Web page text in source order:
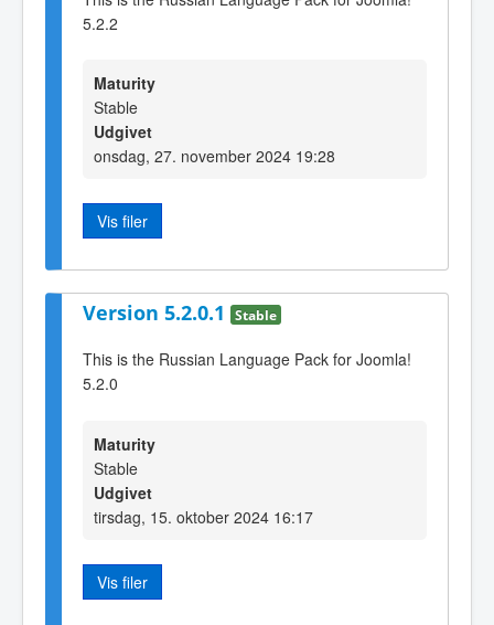
5.2.2
Maturity
Stable
Udgivet
onsdag, 27. november 2024 19:28
Vis filer
Version 5.2.0.1 Stable
This is the Russian Language Pack for Joomla!
5.2.0
Maturity
Stable
Udgivet
tirsdag, 15. oktober 2024 16:17
Vis filer